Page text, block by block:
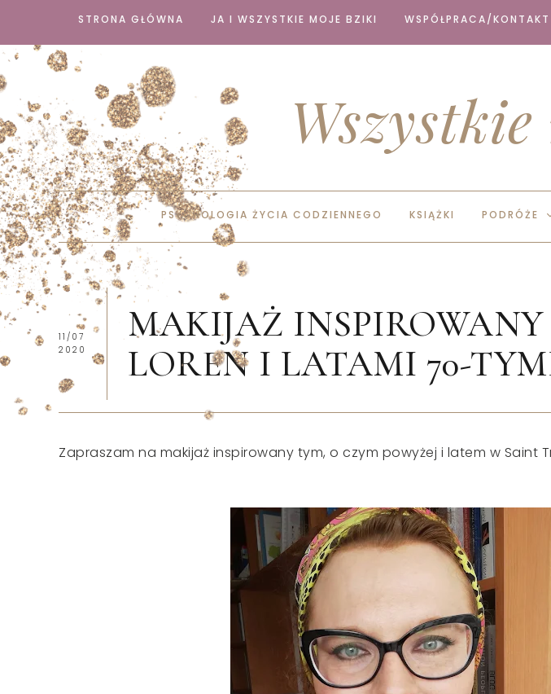
STRONA GŁÓWNA JA I WSZYSTKIE MOJE BZIKI WSPÓŁPRACA/KONTAKT
PSYCHOLOGIA ŻYCIA CODZIENNEGO KSIĄŻKI PODRÓŻE
11/07
2020
MAKIJAŻ
LOREN I LATAMI 70-
Zapraszam na makijaż inspirowany tym, o czym powyżej i latem w Saint